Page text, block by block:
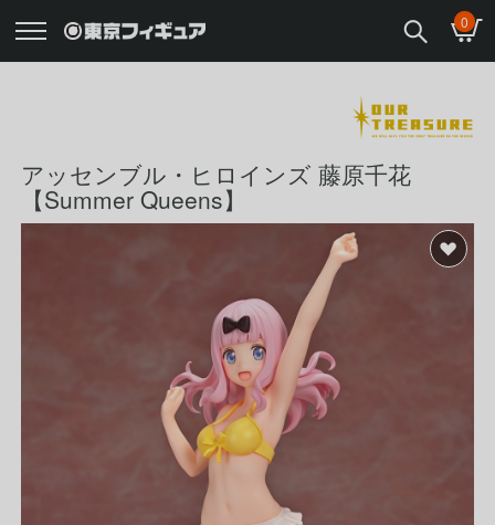
0
アッセンブル・ヒロインズ 藤原千花
【Summer Queens】